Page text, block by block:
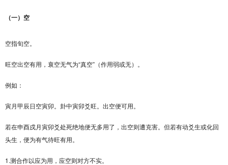
（一）空
空指旬空。
旺空出空有用，衰空无气为“真空”（作用弱或无）。
例如：
寅月甲辰日空寅卯。卦中寅卯爻旺。出空便可用。
若在申酉戌月寅卯爻处死绝地便无多用了，出空则遭克害。但若有动爻生或化回
头生，便为有气待旺有用。
1.测合作以应为用，应空则对方不实。